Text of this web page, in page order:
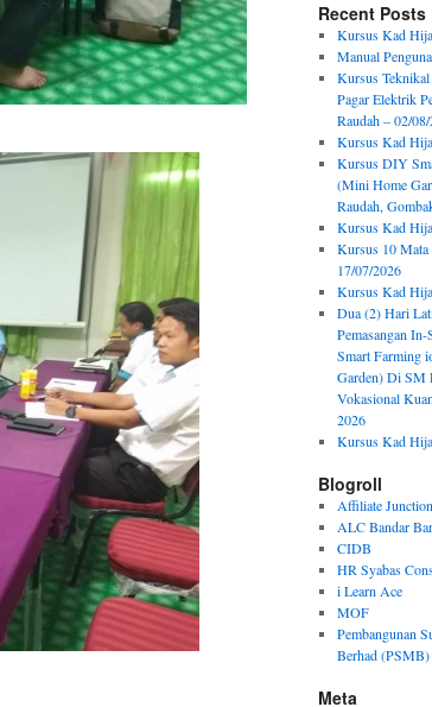
Recent Posts
Kursus Kad
Manual
Kursus Teknikal
Pagar Elektrik
Raudah – 02/
Kursus Kad
Kursus DIY
(Mini Home
Raudah,
Kursus Kad
Kursus 10
17/07/2026
Kursus Kad
Dua (2) Hari
Pemasangan
Smart Farming
Garden) Di SM
Vokasional
2026
Kursus Kad
Blogroll
Affiliate Junction
ALC Bandar
CIDB
HR Syabas
i Learn Ace
MOF
Pembangunan
Berhad (PSMB)
Meta